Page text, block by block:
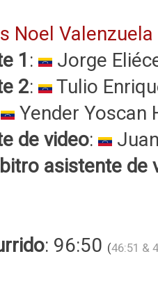
Noel Valenzuela
1 :
Jorge
2:
Tulio
Yender Yoscan
de video:
asistente de
: 96:50 (46:51 &